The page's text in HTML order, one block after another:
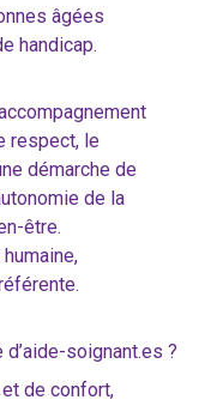
âgées
handicap.
respect, le
démarche de
de la
être.
soignant.es ?
de confort,